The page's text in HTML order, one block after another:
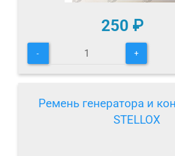
250 ₽
- +
Ремень генератора и
STELLOX